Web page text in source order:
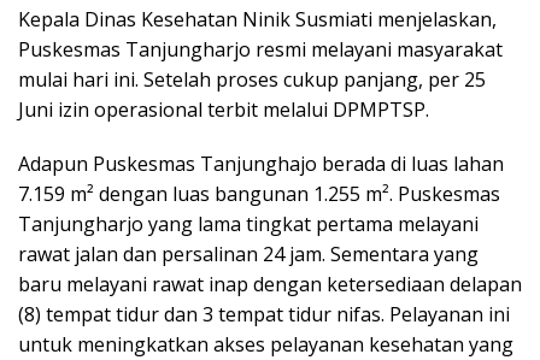
Kepala Dinas Kesehatan Ninik Susmiati menjelaskan,
Puskesmas Tanjungharjo resmi melayani masyarakat
mulai hari ini. Setelah proses cukup panjang, per 25
Juni izin operasional terbit melalui DPMPTSP.
Adapun Puskesmas Tanjunghajo berada di luas lahan
7.159 m² dengan luas bangunan 1.255 m². Puskesmas
Tanjungharjo yang lama tingkat pertama melayani
rawat jalan dan persalinan 24 jam. Sementara yang
baru melayani rawat inap dengan ketersediaan delapan
(8) tempat tidur dan 3 tempat tidur nifas. Pelayanan ini
untuk meningkatkan akses pelayanan kesehatan yang